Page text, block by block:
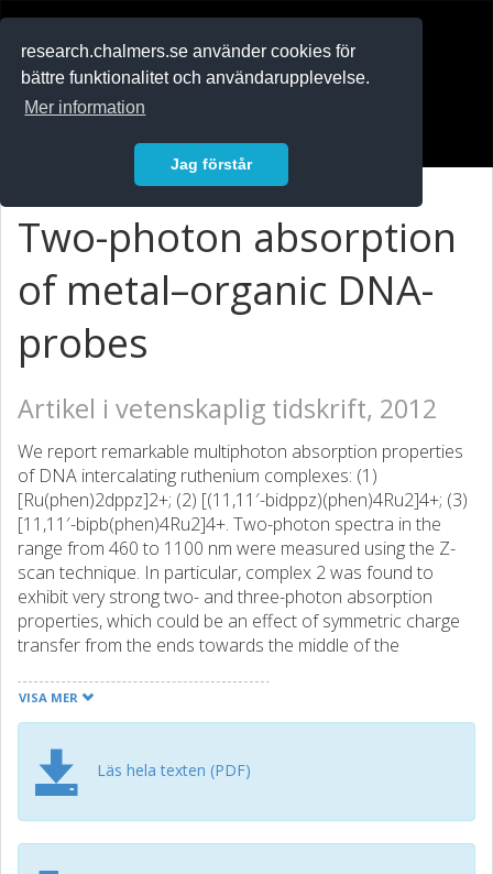
research.chalmers.se använder cookies för
bättre funktionalitet och användarupplevelse.
Mer information
Jag förstår
Two-photon absorption
of metal–organic DNA-
probes
Artikel i vetenskaplig tidskrift, 2012
We report remarkable multiphoton absorption properties
of DNA intercalating ruthenium complexes: (1)
[Ru(phen)2dppz]2+; (2) [(11,11′-bidppz)(phen)4Ru2]4+; (3)
[11,11′-bipb(phen)4Ru2]4+. Two-photon spectra in the
range from 460 to 1100 nm were measured using the Z-
scan technique. In particular, complex 2 was found to
exhibit very strong two- and three-photon absorption
properties, which could be an effect of symmetric charge
transfer from the ends towards the middle of the
molecules could provide a new generation of DNA binding
nonlinear chromophores for wide applications in biology
photon cross section and strong luminescence quantum
yields for the molecules when intercalated makes the
compounds uniquely bright and photo-stable probes for
two-photon luminescence imaging and also promising as
VISA MER
Läs hela texten (PDF)